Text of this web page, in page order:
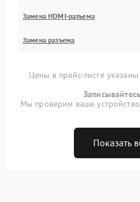
Замена HDMI-разъема
Замена разъема
Цены в прайс-листе
Мы проверим ваше
Показать